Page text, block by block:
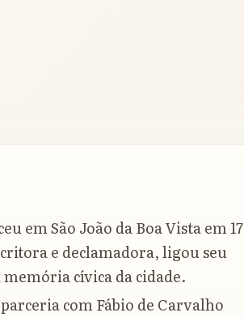
em São João da Boa Vista em 17
e declamadora, ligou seu
cívica da cidade.
com Fábio de Carvalho